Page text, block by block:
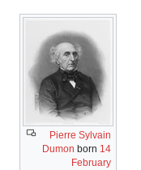
Pierre Sylvain
Dumon born 14
February